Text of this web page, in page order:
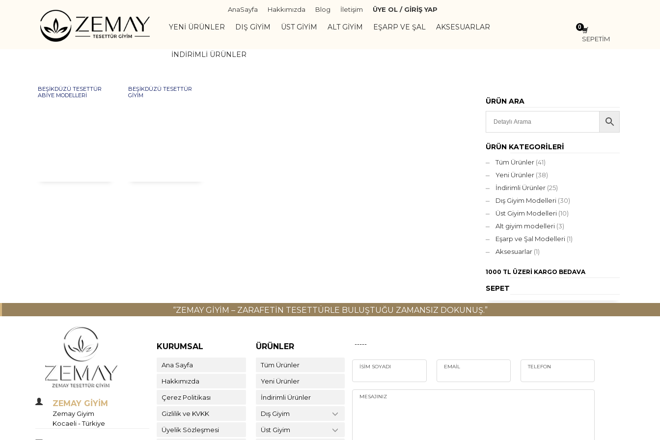
AnaSayfa Hakkımızda Blog İletişim ÜYE OL / GİRİŞ YAP
YENI ÜRÜNLER DIŞ GIYIM ÜST GIYIM ALT GIYIM EŞARP VE ŞAL AKSESUARLAR
İNDIRIMLI ÜRÜNLER
SEPETİM
BEŞIKDÜZÜ TESETTÜR
ABIYE MODELLERI
BEŞIKDÜZÜ TESETTÜR
GIYIM
ÜRÜN ARA
ÜRÜN KATEGORILERI
Tüm Ürünler (41)
Yeni Ürünler (38)
İndirimli Ürünler (25)
Dış Giyim Modelleri (30)
Üst Giyim Modelleri (10)
Alt giyim modelleri (3)
Eşarp ve Şal Modelleri (1)
Aksesuarlar (1)
1000 TL ÜZERI KARGO BEDAVA
SEPET
“ZEMAY GIYIM – ZARAFETIN TESETTÜRLE BULUŞTUĞU ZAMANSIZ DOKUNUŞ.”
ZEMAY GİYİM
Zemay Giyim
Kocaeli - Türkiye
KURUMSAL
Ana Sayfa
Hakkımızda
Çerez Politikası
Gizlilik ve KVKK
Üyelik Sözleşmesi
ÜRÜNLER
Tüm Ürünler
Yeni Ürünler
İndirimli Ürünler
Dış Giyim
Üst Giyim
-----
İSIM SOYADI EMAIL TELEFON
MESAJINIZ